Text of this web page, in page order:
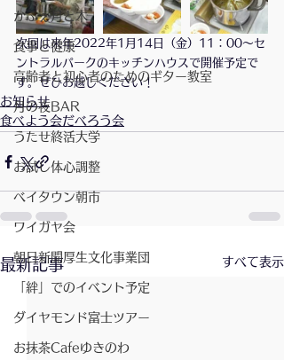
かふぇ月と木
食事と健康
高齢者と初心者のためのギター教室
月の夜BAR
うたせ終活大学
お試し体心調整
ベイタウン朝市
ワイガヤ会
朝日新聞厚生文化事業団
「絆」でのイベント予定
ダイヤモンド富士ツアー
お抹茶Cafeゆきのわ
次回は来年2022年1月14日（金）11：00〜セ
ントラルパークのキッチンハウスで開催予定で
す。ぜひお越しください！
お知らせ
食べよう会だべろう会
最新記事 すべて表示